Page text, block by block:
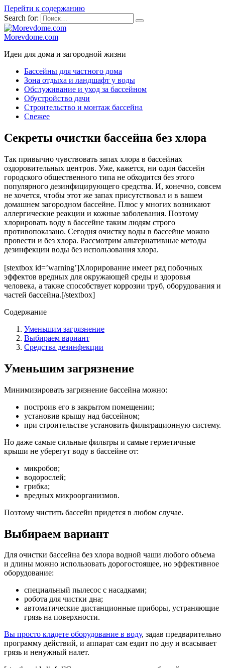
Перейти к содержанию
Search for:
Morevdome.com
Идеи для дома и загородной жизни
Бассейны для частного дома
Зона отдыха и ландшафт у воды
Обслуживание и уход за бассейном
Обустройство дачи
Строительство и монтаж бассейна
Свежее
Секреты очистки бассейна без хлора
Так привычно чувствовать запах хлора в бассейнах
оздоровительных центров. Уже, кажется, ни один бассейн
городского общественного типа не обходится без этого
популярного дезинфицирующего средства. И, конечно, совсем
не хочется, чтобы этот же запах присутствовал и в вашем
домашнем загородном бассейне. Плюс у многих возникают
аллергические реакции и кожные заболевания. Поэтому
хлорировать воду в бассейне таким людям строго
противопоказано. Сегодня очистку воды в бассейне можно
провести и без хлора. Рассмотрим альтернативные методы
дезинфекции воды без использования хлора.
[stextbox id=’warning’]Хлорирование имеет ряд побочных
эффектов вредных для окружающей среды и здоровья
человека, а также способствует коррозии труб, оборудования и
частей бассейна.[/stextbox]
Содержание
Уменьшим загрязнение
Выбираем вариант
Средства дезинфекции
Уменьшим загрязнение
Минимизировать загрязнение бассейна можно:
построив его в закрытом помещении;
установив крышу над бассейном;
при строительстве установить фильтрационную систему.
Но даже самые сильные фильтры и самые герметичные
крыши не уберегут воду в бассейне от:
микробов;
водорослей;
грибка;
вредных микроорганизмов.
Поэтому чистить бассейн придется в любом случае.
Выбираем вариант
Для очистки бассейна без хлора водной чаши любого объема
и длины можно использовать дорогостоящее, но эффективное
оборудование:
специальный пылесос с насадками;
робота для чистки дна;
автоматические дистанционные приборы, устраняющие
грязь на поверхности.
Вы просто кладете оборудование в воду, задав предварительно
программу действий, и аппарат сам ездит по дну и всасывает
грязь и ненужный налет.